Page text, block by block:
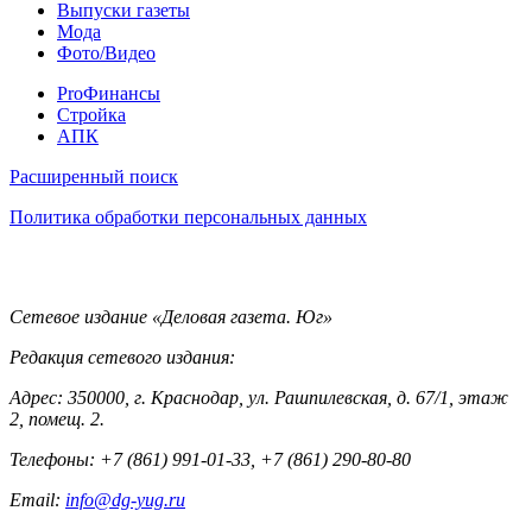
Выпуски газеты
Мода
Фото/Видео
Pro
ProФинансы
Стройка
АПК
Информация
Расширенный поиск
Политика обработки персональных данных
Контакты
Сетевое издание «Деловая газета. Юг»
Редакция сетевого издания:
Адрес: 350000, г. Краснодар, ул. Рашпилевская, д. 67/1, этаж
2, помещ. 2.
Телефоны: +7 (861) 991-01-33, +7 (861) 290-80-80
Email: info@dg-yug.ru